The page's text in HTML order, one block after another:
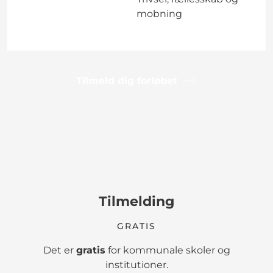
mobning
Tilmelding
GRATIS
Det er gratis for kommunale skoler og
institutioner.